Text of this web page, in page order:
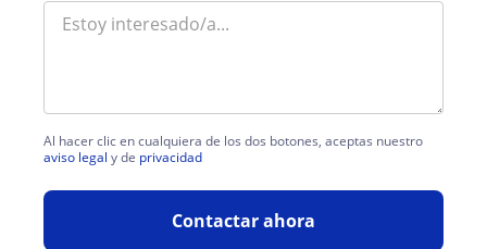
Al hacer clic en cualquiera de los dos botones, aceptas nuestro
aviso legal y de privacidad
Contactar ahora